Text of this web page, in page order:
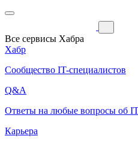
Все сервисы Хабра
Хабр
Сообщество IT-специалистов
Q&A
Ответы на любые вопросы об
Карьера